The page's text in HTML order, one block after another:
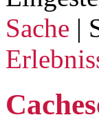
Sache |